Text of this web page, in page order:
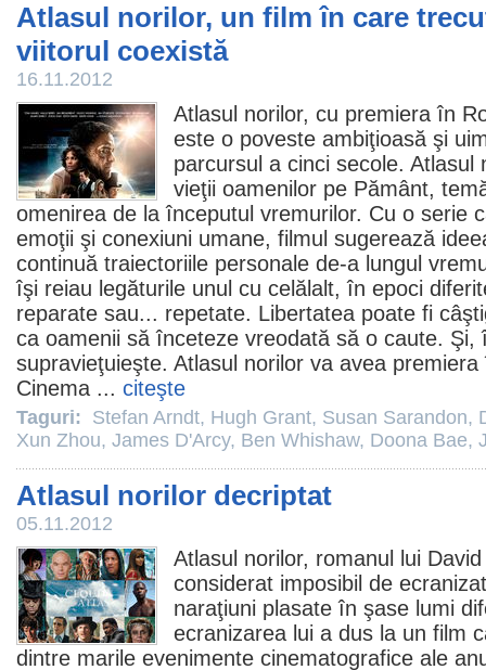
Atlasul norilor, un film în care
viitorul coexistă
16.11.2012
Atlasul norilor, cu premiera în
este o poveste ambiţioasă şi
parcursul a cinci secole. Atlasul
vieţii oamenilor pe Pământ,
omenirea de la începutul vremurilor. Cu o serie
emoţii şi conexiuni umane, filmul sugerează
continuă traiectoriile personale de-a lungul
îşi reiau legăturile unul cu celălalt, în epoci
reparate sau... repetate. Libertatea poate fi
ca oamenii să înceteze vreodată să o caute. Şi,
supravieţuieşte. Atlasul norilor va avea
Cinema ... citeşte
Taguri: Stefan Arndt, Hugh Grant, Susan Sarandon,
Xun Zhou, James D'Arcy, Ben Whishaw, Doona Bae,
Atlasul norilor decriptat
05.11.2012
Atlasul norilor, romanul lui
considerat imposibil de
naraţiuni plasate în şase lumi
ecranizarea lui a dus la un film
dintre marile evenimente cinematografice ale